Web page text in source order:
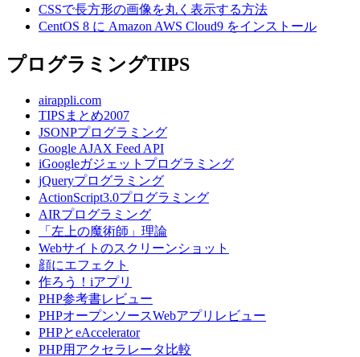
CSSで長方形の画像を丸く表示する方法
CentOS 8 に Amazon AWS Cloud9 をインストール
プログラミングTIPS
airappli.com
TIPSまとめ2007
JSONPプログラミング
Google AJAX Feed API
iGoogleガジェットプログラミング
jQueryプログラミング
ActionScript3.0プログラミング
AIRプログラミング
「左上の魔術師」理論
Webサイトのスクリーンショット
顔にエフェクト
作ろう！iアプリ
PHP参考書レビュー
PHPオープンソースWebアプリレビュー
PHPとeAccelerator
PHP用アクセラレータ比較